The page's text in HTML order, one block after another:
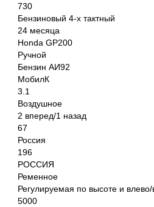
730
Бензиновый 4-х тактный
24 месяца
Honda GP200
Ручной
Бензин АИ92
МобилК
3.1
Воздушное
2 вперед/1 назад
67
Россия
196
РОССИЯ
Ременное
Регулируемая по высоте и
5000